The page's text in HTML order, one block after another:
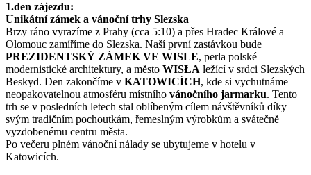
1.den zájezdu:
Unikátní zámek a vánoční trhy Slezska
Brzy ráno vyrazíme z Prahy (cca 5:10) a přes Hradec Králové a
Olomouc zamíříme do Slezska. Naší první zastávkou bude
PREZIDENTSKÝ ZÁMEK VE WISLE, perla polské
modernistické architektury, a město WISŁA ležící v srdci Slezských
Beskyd. Den zakončíme v KATOWICÍCH, kde si vychutnáme
neopakovatelnou atmosféru místního vánočního jarmarku. Tento
trh se v posledních letech stal oblíbeným cílem návštěvníků díky
svým tradičním pochoutkám, řemeslným výrobkům a svátečně
vyzdobenému centru města.
Po večeru plném vánoční nálady se ubytujeme v hotelu v
Katowicích.